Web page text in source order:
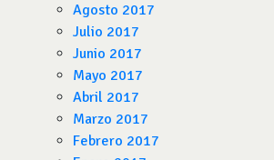
Agosto 2017
Julio 2017
Junio 2017
Mayo 2017
Abril 2017
Marzo 2017
Febrero 2017